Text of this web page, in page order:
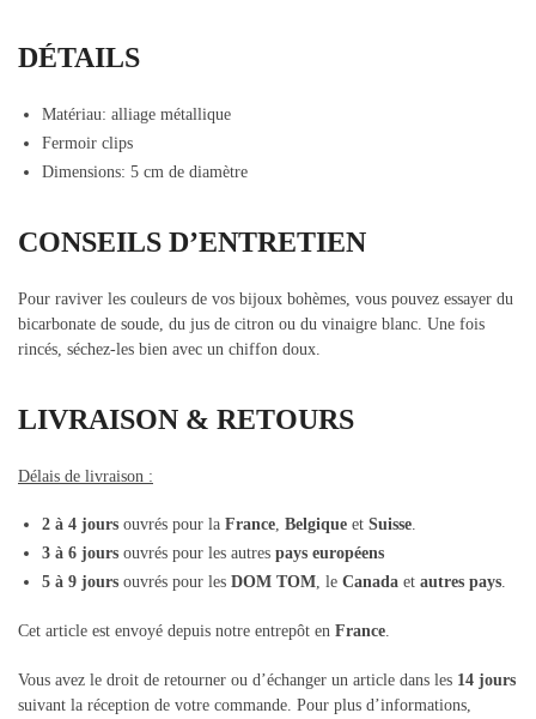
DÉTAILS
Matériau: alliage métallique
Fermoir clips
Dimensions: 5 cm de diamètre
CONSEILS D’ENTRETIEN
Pour raviver les couleurs de vos bijoux bohèmes, vous pouvez essayer du
bicarbonate de soude, du jus de citron ou du vinaigre blanc. Une fois
rincés, séchez-les bien avec un chiffon doux.
LIVRAISON & RETOURS
Délais de livraison :
2 à 4 jours ouvrés pour la France, Belgique et Suisse.
3 à 6 jours ouvrés pour les autres pays européens
5 à 9 jours ouvrés pour les DOM TOM, le Canada et autres pays.
Cet article est envoyé depuis notre entrepôt en France.
Vous avez le droit de retourner ou d’échanger un article dans les 14 jours
suivant la réception de votre commande. Pour plus d’informations,